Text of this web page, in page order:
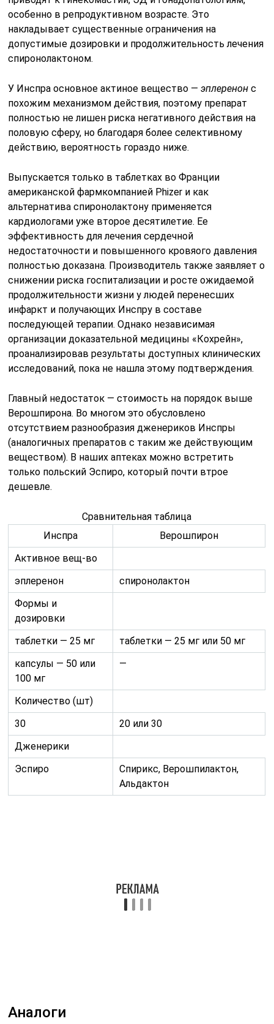
особенно в репродуктивном возрасте. Это
накладывает существенные ограничения на
допустимые дозировки и продолжительность лечения
спиронолактоном.
У Инспра основное актиное вещество —эплеренон с
похожим механизмом действия, поэтому препарат
полностью не лишен риска негативного действия на
половую сферу, но благодаря более селективному
действию, вероятность гораздо ниже.
Выпускается только в таблетках во Франции
американской фармкомпанией Phizer и как
альтернатива спиронолактону применяется
кардиологами уже второе десятилетие. Ее
эффективность для лечения сердечной
недостаточности и повышенного кровяого давления
полностью доказана. Производитель также заявляет о
снижении риска госпитализации и росте ожидаемой
продолжительности жизни у людей перенесших
инфаркт и получающих Инспру в составе
последующей терапии. Однако независимая
организации доказательной медицины «Кохрейн»,
проанализировав результаты доступных клинических
исследований, пока не нашла этому подтверждения.
Главный недостаток — стоимость на порядок выше
Верошпирона. Во многом это обусловлено
отсутствием разнообразия дженериков Инспры
(аналогичных препаратов с таким же действующим
веществом). В наших аптеках можно встретить
только польский Эспиро, который почти втрое
дешевле.
Сравнительная таблица
Инспра
Верошпирон
Активное вещ-во
эплеренон
спиронолактон
Формы и
дозировки
таблетки — 25 мг
таблетки — 25 мг или 50 мг
капсулы — 50 или
100 мг
—
Количество (шт)
30
20 или 30
Дженерики
Эспиро
Спирикс, Верошпилактон,
Альдактон
Аналоги